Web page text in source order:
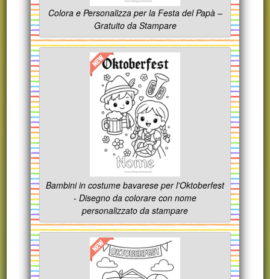
Colora e Personalizza per la Festa del Papà –
Gratuito da Stampare
Bambini in costume bavarese per l'Oktoberfest
- Disegno da colorare con nome
personalizzato da stampare